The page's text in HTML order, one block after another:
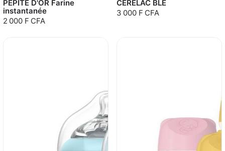
PEPITE D'OR Farine
instantanée
2 000 F CFA
CERELAC BLÉ
3 000 F CFA